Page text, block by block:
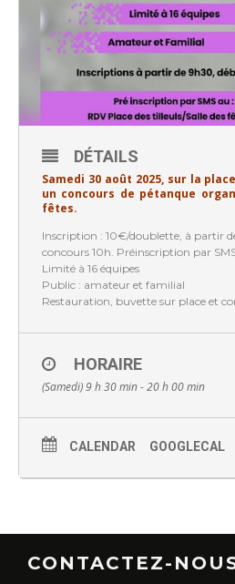
DÉTAILS
Samedi 30 août 2025, sur la
un concours de pétanque
fêtes.
Inscription : 10€/doublette, à partir
concours 10h. Préinscription par
Limité à 16 équipes
Public : amateur et familial
Restauration, buvette sur place et
HORAIRE
(Samedi) 9 h 30 min - 20 h 00 min
CALENDAR GOOGLECAL
CONTACTEZ-